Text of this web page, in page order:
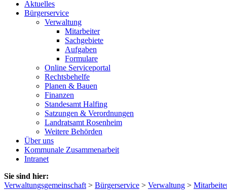
Aktuelles
Bürgerservice
Verwaltung
Mitarbeiter
Sachgebiete
Aufgaben
Formulare
Online Serviceportal
Rechtsbehelfe
Planen & Bauen
Finanzen
Standesamt Halfing
Satzungen & Verordnungen
Landratsamt Rosenheim
Weitere Behörden
Über uns
Kommunale Zusammenarbeit
Intranet
Sie sind hier:
Verwaltungsgemeinschaft > Bürgerservice > Verwaltung >